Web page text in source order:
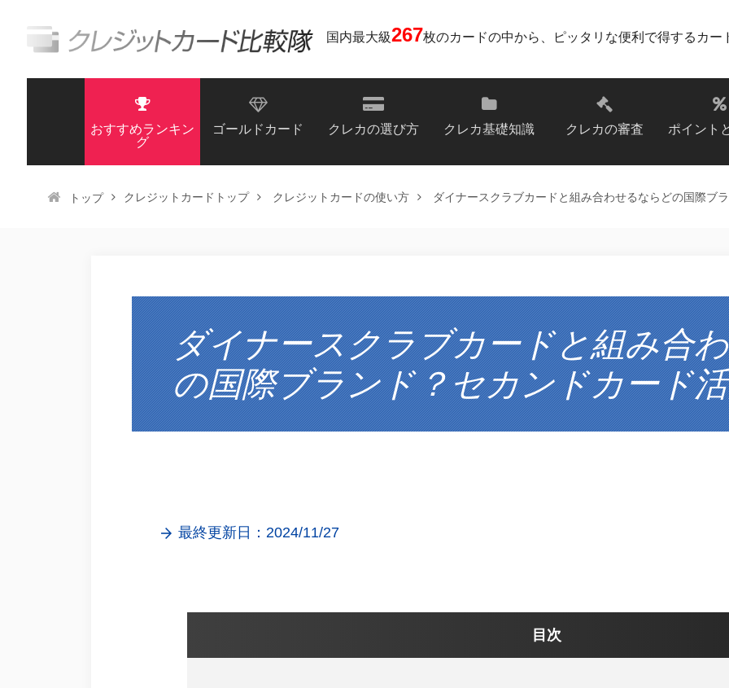
国内最大級267枚のカードの中から、ピッタリな便利で得するカー
おすすめランキン
グ
ゴールドカード クレカの選び方 クレカ基礎知識 クレカの審査 ポイント
トップ クレジットカードトップ クレジットカードの使い方 ダイナースクラブカードと組み合わせるならどの国際ブ
ダイナースクラブカードと組み合
の国際ブランド？セカンドカード
最終更新日：2024/11/27
目次